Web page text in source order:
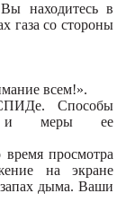
находитесь в
газа со стороны
всем!».
Способы
и меры ее
время просмотра
на экране
дыма. Ваши